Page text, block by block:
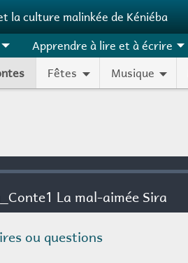
la culture malinkée de Kéniéba
Apprendre à lire et à écrire
Fêtes Musique
ou questions